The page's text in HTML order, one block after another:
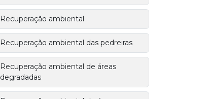
Recuperação ambiental
Recuperação ambiental das pedreiras
Recuperação ambiental de áreas
degradadas